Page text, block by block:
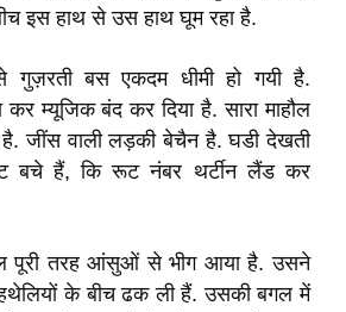
इस हाथ से उस हाथ घूम रहा है.
गुज़रती बस एकदम धीमी हो गयी है.
म्यूजिक बंद कर दिया है. सारा माहौल
है. जींस वाली लड़की बेचैन है. घडी देखती
बचे हैं, कि रूट नंबर थर्टीन लैंड कर
पूरी तरह आंसुओं से भीग आया है. उसने
के बीच ढक ली हैं. उसकी बगल में